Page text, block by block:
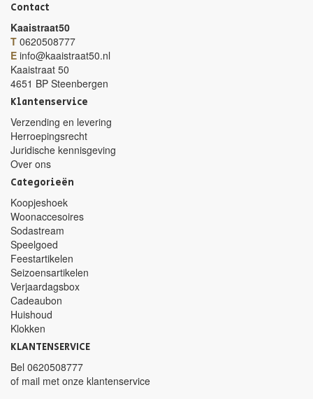
Contact
Kaaistraat50
T 0620508777
E info@kaaistraat50.nl
Kaaistraat 50
4651 BP Steenbergen
Klantenservice
Verzending en levering
Herroepingsrecht
Juridische kennisgeving
Over ons
Categorieën
Koopjeshoek
Woonaccesoires
Sodastream
Speelgoed
Feestartikelen
Seizoensartikelen
Verjaardagsbox
Cadeaubon
Huishoud
Klokken
KLANTENSERVICE
Bel 0620508777
of mail met onze klantenservice